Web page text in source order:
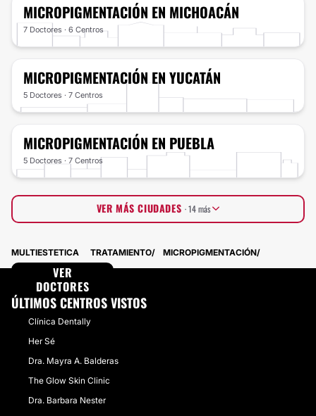
MICROPIGMENTACIÓN EN MICHOACÁN
7 Doctores · 6 Centros
MICROPIGMENTACIÓNEN YUCATÁN
5 Doctores · 7 Centros
MICROPIGMENTACIÓN EN PUEBLA
5 Doctores · 7 Centros
Chiapas 3 Doctores · 7 Centros
Querétaro 2 Doctores · 8 Centros
Morelos
Quintana Roo
Oaxaca
Tamaulipas
Guerrero
Baja California Sur
Nayarit
Baja California
VER MÁS CIUDADES · 14 más
VER
DOCTORES
MULTIESTETICA TRATAMIENTO MICROPIGMENTACIÓN
ÚLTIMOS CENTROS VISTOS
Clínica Dentally
Her Sé
Dra. Mayra A. Balderas
The Glow Skin Clinic
Dra. Barbara Nester